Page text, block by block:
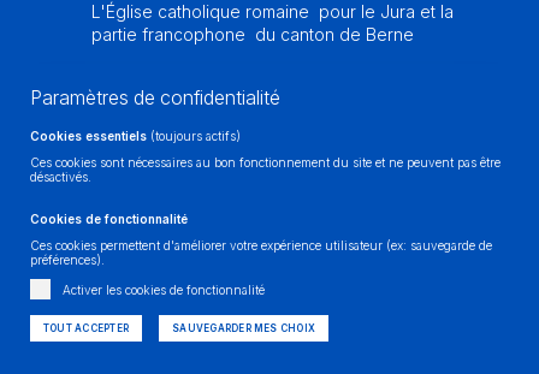
Paramètres de confidentialité
Cookies essentiels (toujours actifs)
Ces cookies sont nécessaires au bon fonctionnement du site et ne peuvent pas être
désactivés.
Cookies de fonctionnalité
Ces cookies permettent d'améliorer votre expérience utilisateur (ex: sauvegarde de
préférences).
Activer les cookies de fonctionnalité
TOUT ACCEPTER SAUVEGARDER MES CHOIX
L'Église catholique romaine pour le Jura et la
partie francophone du canton de Berne
Impressum
Réalisé sur mesure et avec passion -